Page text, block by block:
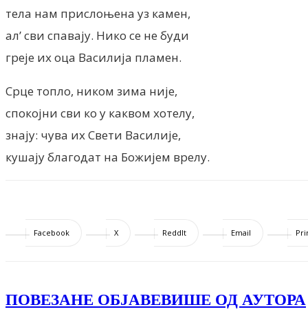
тела нам прислоњена уз камен,
ал’ сви спавају. Нико се не буди
греје их оца Василија пламен.
Срце топло, ником зима није,
спокојни сви ко у каквом хотелу,
знају: чува их Свети Василије,
кушају благодат на Божијем врелу.
Facebook X ReddIt Email
ПОВЕЗАНЕ ОБЈАВЕВИШЕ ОД АУТОРА